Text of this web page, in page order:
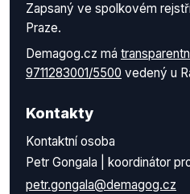
Zapsaný ve spolkovém
Praze.
Demagog.cz má
9711283001/5500 vedený u
Kontakty
Kontaktní osoba
Petr Gongala | koordinátor
petr.gongala@demagog.cz